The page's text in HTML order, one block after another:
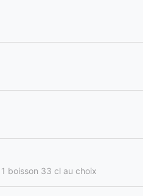
boisson 33 cl au choix